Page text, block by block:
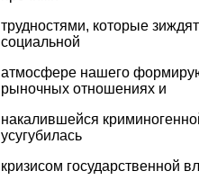
трудностями, которые
социальной
атмосфере нашего
рыночных отношениях и
накалившейся
усугубилась
кризисом государственной